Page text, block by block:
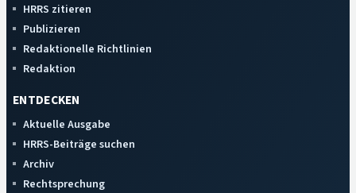
HRRS zitieren
Publizieren
Redaktionelle Richtlinien
Redaktion
ENTDECKEN
Aktuelle Ausgabe
HRRS-Beiträge suchen
Archiv
Rechtsprechung